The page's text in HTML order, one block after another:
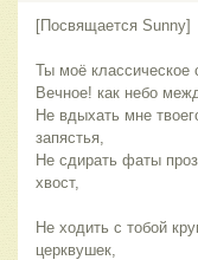
[Посвящается Sunny]
Ты моё классическое
Вечное! как небо
Не вдыхать мне
запястья,
Не сдирать фаты
хвост,
Не ходить с тобой
церквушек,